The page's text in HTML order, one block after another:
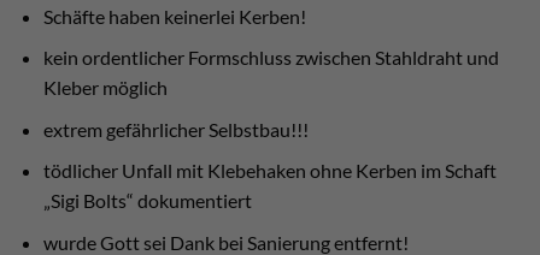
Schäfte haben keinerlei Kerben!
kein ordentlicher Formschluss zwischen Stahldraht und
Kleber möglich
extrem gefährlicher Selbstbau!!!
tödlicher Unfall mit Klebehaken ohne Kerben im Schaft
„Sigi Bolts“ dokumentiert
wurde Gott sei Dank bei Sanierung entfernt!